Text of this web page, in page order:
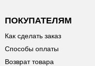
ПОКУПАТЕЛЯМ
Как сделать заказ
Способы оплаты
Возврат товара